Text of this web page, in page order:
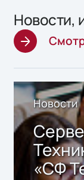
Новости,
Новости
«СФ